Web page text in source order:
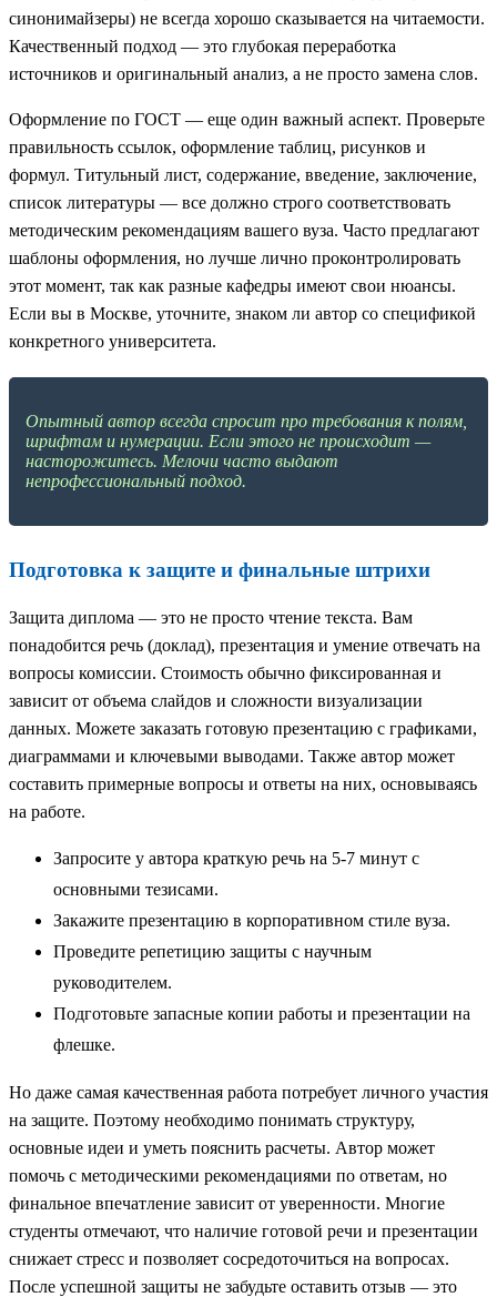
синонимайзеры) не всегда хорошо сказывается на читаемости.
Качественный подход — это глубокая переработка
источников и оригинальный анализ, а не просто замена слов.
Оформление по ГОСТ — еще один важный аспект. Проверьте
правильность ссылок, оформление таблиц, рисунков и
формул. Титульный лист, содержание, введение, заключение,
список литературы — все должно строго соответствовать
методическим рекомендациям вашего вуза. Часто предлагают
шаблоны оформления, но лучше лично проконтролировать
этот момент, так как разные кафедры имеют свои нюансы.
Если вы в Москве, уточните, знаком ли автор со спецификой
конкретного университета.
Опытный автор всегда спросит про требования к полям,
шрифтам и нумерации. Если этого не происходит —
насторожитесь. Мелочи часто выдают
непрофессиональный подход.
Подготовка к защите и финальные штрихи
Защита диплома — это не просто чтение текста. Вам
понадобится речь (доклад), презентация и умение отвечать на
вопросы комиссии. Стоимость обычно фиксированная и
зависит от объема слайдов и сложности визуализации
данных. Можете заказать готовую презентацию с графиками,
диаграммами и ключевыми выводами. Также автор может
составить примерные вопросы и ответы на них, основываясь
на работе.
Запросите у автора краткую речь на 5-7 минут с
основными тезисами.
Закажите презентацию в корпоративном стиле вуза.
Проведите репетицию защиты с научным
руководителем.
Подготовьте запасные копии работы и презентации на
флешке.
Но даже самая качественная работа потребует личного участия
на защите. Поэтому необходимо понимать структуру,
основные идеи и уметь пояснить расчеты. Автор может
помочь с методическими рекомендациями по ответам, но
финальное впечатление зависит от уверенности. Многие
студенты отмечают, что наличие готовой речи и презентации
снижает стресс и позволяет сосредоточиться на вопросах.
После успешной защиты не забудьте оставить отзыв — это